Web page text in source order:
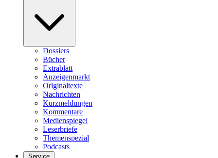
Dossiers
Bücher
Extrablatt
Anzeigenmarkt
Originaltexte
Nachrichten
Kurzmeldungen
Kommentare
Medienspiegel
Leserbriefe
Themenspezial
Podcasts
Service